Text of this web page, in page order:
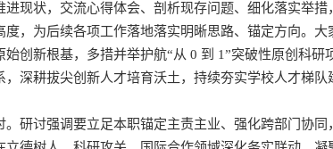
现状，交流心得体会、剖析现存问题、细化落实举
，为后续各项工作落地落实明晰思路、锚定方向。
创新根基，多措并举护航“从 0 到 1”突破性原创科
深耕拔尖创新人才培育沃土，持续夯实学校人才梯队
研讨强调要立足本职锚定主责主业、强化跨部门协